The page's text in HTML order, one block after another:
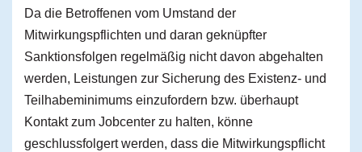
Da die Betroffenen vom Umstand der
Mitwirkungspflichten und daran geknüpfter
Sanktionsfolgen regelmäßig nicht davon abgehalten
werden, Leistungen zur Sicherung des Existenz- und
Teilhabeminimums einzufordern bzw. überhaupt
Kontakt zum Jobcenter zu halten, könne
geschlussfolgert werden, dass die Mitwirkungspflicht